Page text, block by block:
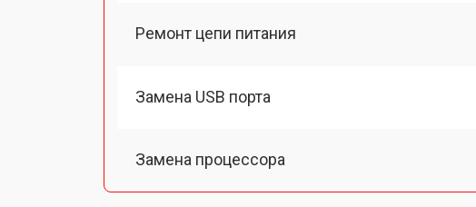
Ремонт цепи питания
Замена USB порта
Замена процессора